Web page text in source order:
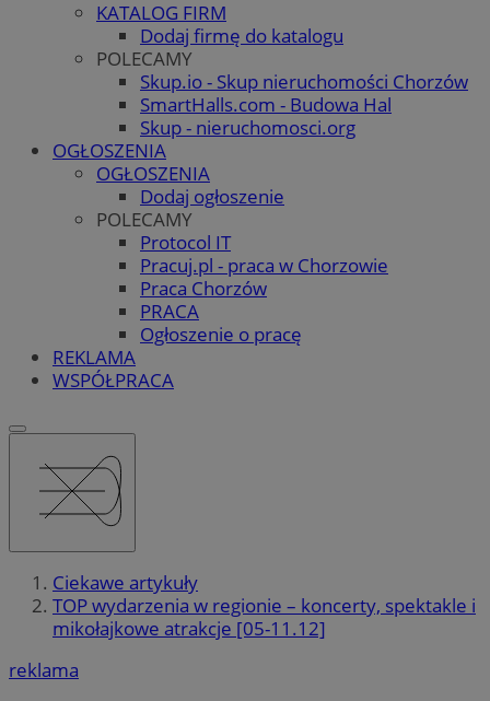
KATALOG FIRM
Dodaj firmę do katalogu
POLECAMY
Skup.io - Skup nieruchomości Chorzów
SmartHalls.com - Budowa Hal
Skup - nieruchomosci.org
OGŁOSZENIA
OGŁOSZENIA
Dodaj ogłoszenie
POLECAMY
Protocol IT
Pracuj.pl - praca w Chorzowie
Praca Chorzów
PRACA
Ogłoszenie o pracę
REKLAMA
WSPÓŁPRACA
Ciekawe artykuły
TOP wydarzenia w regionie – koncerty, spektakle i
mikołajkowe atrakcje [05-11.12]
reklama